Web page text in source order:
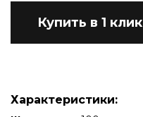
Купить в 1 клик
Характеристики: